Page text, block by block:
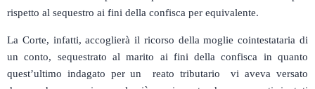
rispetto al sequestro ai fini della confisca per equivalente.
La Corte, infatti, accoglierà il ricorso della moglie cointestataria di
un conto, sequestrato al marito ai fini della confisca in quanto
quest’ultimo indagato per un reato tributario vi aveva versato